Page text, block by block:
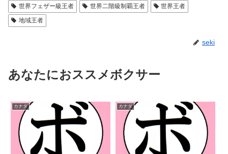
世界フェザー級王者
世界二階級制覇王者
世界王者
地域王者
seki
あなたにおススメボクサー
カナダ カナダ